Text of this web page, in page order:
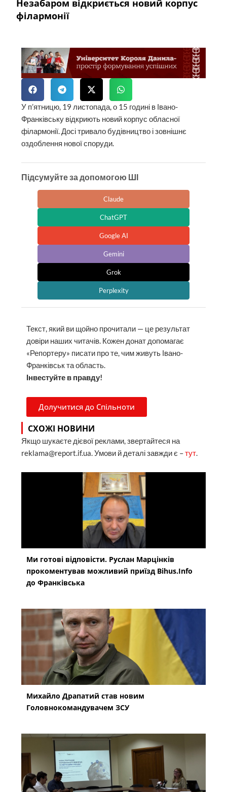
Незабаром відкриється новий корпус
філармонії
У п’ятницю, 19 листопада, о 15 годині в Івано-
Франківську відкриють новий корпус обласної
філармонії. Досі тривало будівництво і зовнішнє
оздоблення нової споруди.
Підсумуйте за допомогою ШІ
Claude
ChatGPT
Google AI
Gemini
Grok
Perplexity
Текст, який ви щойно прочитали — це результат
довіри наших читачів. Кожен донат допомагає
«Репортеру» писати про те, чим живуть Івано-
Франківськ та область.
Інвестуйте в правду!
Долучитися до Спільноти
СХОЖІ НОВИНИ
Якщо шукаєте дієвої реклами, звертайтеся на
reklama@report.if.ua. Умови й деталі завжди є –тут.
Ми готові відповісти. Руслан Марцінків
прокоментував можливий приїзд Bihus.Info
до Франківська
Михайло Драпатий став новим
Головнокомандувачем ЗСУ